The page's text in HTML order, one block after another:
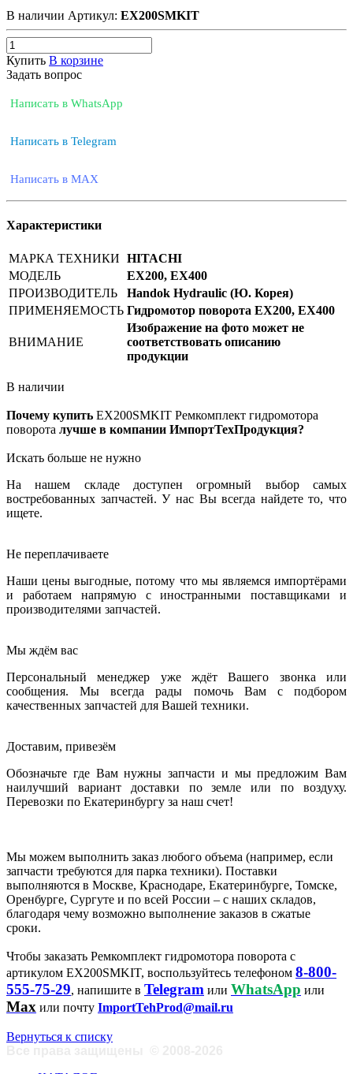
В наличии Артикул: EX200SMKIT
Купить В корзине
Задать вопрос
Написать в WhatsApp
Написать в Telegram
Написать в MAX
Характеристики
МАРКА ТЕХНИКИ HITACHI
МОДЕЛЬ
EX200, EX400
ПРОИЗВОДИТЕЛЬ
Handok Hydraulic (Ю. Корея)
ПРИМЕНЯЕМОСТЬ Гидромотор поворота EX200, EX400
ВНИМАНИЕ
Изображение на фото может не
соответствовать описанию
продукции
В наличии
Почему купить EX200SMKIT Ремкомплект гидромотора
поворота лучше в компании ИмпортТехПродукция?
Искать больше не нужно
На нашем складе доступен огромный выбор самых
востребованных запчастей. У нас Вы всегда найдете то, что
ищете.
Не переплачиваете
Наши цены выгодные, потому что мы являемся импортёрами
и работаем напрямую с иностранными поставщиками и
производителями запчастей.
Мы ждём вас
Персональный менеджер уже ждёт Вашего звонка или
сообщения. Мы всегда рады помочь Вам с подбором
качественных запчастей для Вашей техники.
Доставим, привезём
Обозначьте где Вам нужны запчасти и мы предложим Вам
наилучший вариант доставки по земле или по воздуху.
Перевозки по Екатеринбургу за наш счет!
Мы можем выполнить заказ любого объема (например, если
запчасти требуются для парка техники). Поставки
выполняются в Москве, Краснодаре, Екатеринбурге, Томске,
Оренбурге, Сургуте и по всей России – с наших складов,
благодаря чему возможно выполнение заказов в сжатые
сроки.
Чтобы заказать Ремкомплект гидромотора поворота с
артикулом EX200SMKIT, воспользуйтесь телефоном 8-800-
555-75-29, напишите в Telegram или WhatsApp или
Max или почту ImportTehProd@mail.ru
Вернуться к списку